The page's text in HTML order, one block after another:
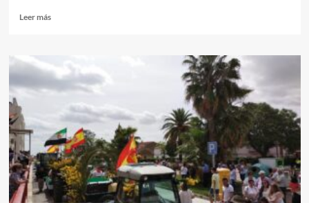
Leer másLeer
Pedro
Alfonso
Orellana
vive
con
emoción
su
IV
Carrera